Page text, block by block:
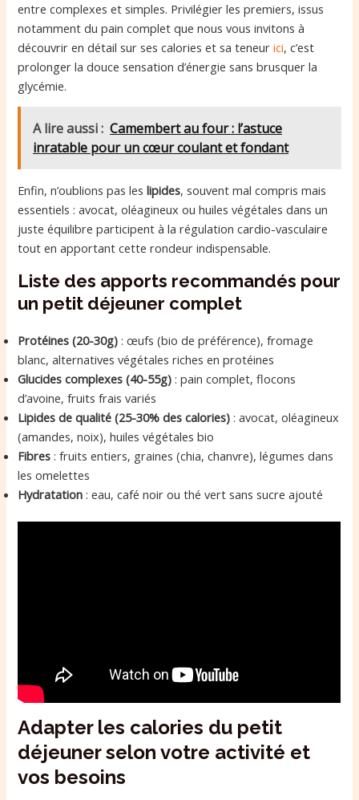
entre complexes et simples. Privilégier les premiers, issus
notamment du pain complet que nous vous invitons à
découvrir en détail sur ses calories et sa teneurici, c’est
prolonger la douce sensation d’énergie sans brusquer la
glycémie.
A lire aussi : Camembert au four : l’astuce
inratable pour un cœur coulant et fondant
Enfin, n’oublions pas leslipides, souvent mal compris mais
essentiels : avocat, oléagineux ou huiles végétales dans un
juste équilibre participent à la régulation cardio-vasculaire
tout en apportant cette rondeur indispensable.
Liste des apports recommandés pour
un petit déjeuner complet
Protéines (20-30g) : œufs (bio de préférence), fromage
blanc, alternatives végétales riches en protéines
Glucides complexes (40-55g) : pain complet, flocons
d’avoine, fruits frais variés
Lipides de qualité (25-30% des calories) : avocat, oléagineux
(amandes, noix), huiles végétales bio
Fibres : fruits entiers, graines (chia, chanvre), légumes dans
les omelettes
Hydratation : eau, café noir ou thé vert sans sucre ajouté
Adapter les calories du petit
déjeuner selon votre activité et
vos besoins